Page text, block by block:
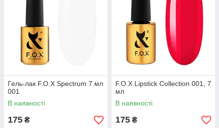
Гель-лак F.O.X Spectrum 7 мл
001
В наявності
175 ₴
F.O.X Lipstick Collection 001, 7
мл
В наявності
175 ₴